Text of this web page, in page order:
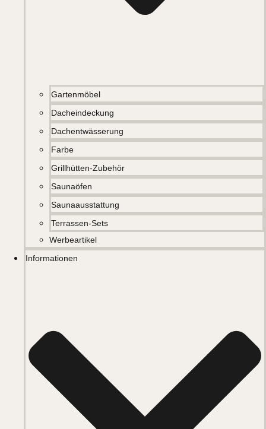
Gartenmöbel
Dacheindeckung
Dachentwässerung
Farbe
Grillhütten-Zubehör
Saunaöfen
Saunaausstattung
Terrassen-Sets
Werbeartikel
Informationen